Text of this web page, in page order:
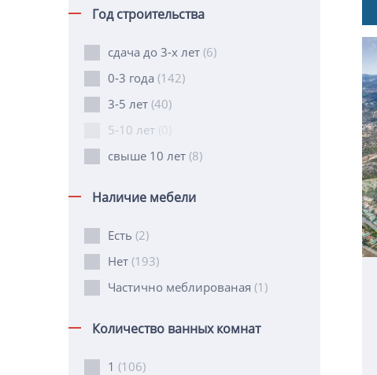
Год строительства
сдача до 3-х лет (6)
0-3 года (142)
3-5 лет (40)
5-10 лет
свыше 10 лет (8)
Наличие мебели
Есть (2)
Нет (193)
Частично меблированая (1)
Количество ванных комнат
1 (106)